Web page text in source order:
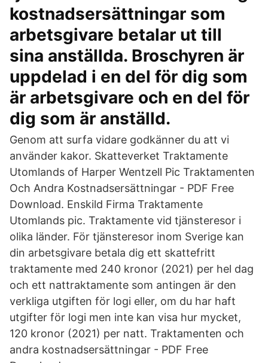
kostnadsersättningar som
arbetsgivare betalar ut till
sina anställda. Broschyren är
uppdelad i en del för dig som
är arbetsgivare och en del för
dig som är anställd.
Genom att surfa vidare godkänner du att vi
använder kakor. Skatteverket Traktamente
Utomlands of Harper Wentzell Pic Traktamenten
Och Andra Kostnadsersättningar - PDF Free
Download. Enskild Firma Traktamente
Utomlands pic. Traktamente vid tjänsteresor i
olika länder. För tjänsteresor inom Sverige kan
din arbetsgivare betala dig ett skattefritt
traktamente med 240 kronor (2021) per hel dag
och ett nattraktamente som antingen är den
verkliga utgiften för logi eller, om du har haft
utgifter för logi men inte kan visa hur mycket,
120 kronor (2021) per natt. Traktamenten och
andra kostnadsersättningar - PDF Free